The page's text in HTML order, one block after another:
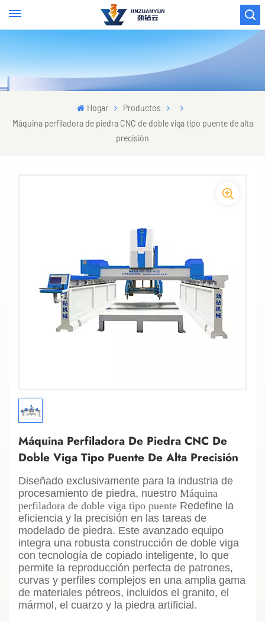
Hogar
Productos
Máquina perfiladora de piedra CNC de doble viga tipo puente de alta
precisión
Máquina Perfiladora De Piedra CNC De
Doble Viga Tipo Puente De Alta Precisión
Diseñado exclusivamente para la industria de
procesamiento de piedra, nuestro Máquina
perfiladora de doble viga tipo puente Redefine la
eficiencia y la precisión en las tareas de
modelado de piedra. Este avanzado equipo
integra una robusta construcción de doble viga
con tecnología de copiado inteligente, lo que
permite la reproducción perfecta de patrones,
curvas y perfiles complejos en una amplia gama
de materiales pétreos, incluidos el granito, el
mármol, el cuarzo y la piedra artificial.